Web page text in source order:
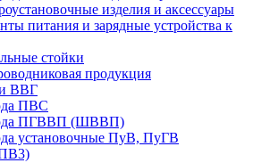
изделия и аксессуары
питания и зарядные устройства к
стойки
продукция
ВВГ
ПВС
ПГВВП (ШВВП)
установочные ПуВ, ПуГВ